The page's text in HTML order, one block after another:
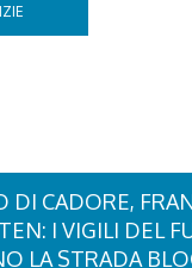
DI CADORE,
I VIGILI DEL
LA STRADA